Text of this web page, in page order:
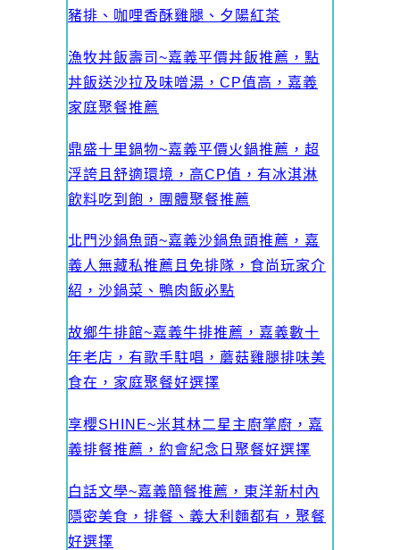
豬排、咖哩香酥雞腿、夕陽紅茶
漁牧丼飯壽司~嘉義平價丼飯推薦，點
丼飯送沙拉及味噌湯，CP值高，嘉義
家庭聚餐推薦
鼎盛十里鍋物~嘉義平價火鍋推薦，超
浮誇且舒適環境，高CP值，有冰淇淋
飲料吃到飽，團體聚餐推薦
北門沙鍋魚頭~嘉義沙鍋魚頭推薦，嘉
義人無藏私推薦且免排隊，食尚玩家介
紹，沙鍋菜、鴨肉飯必點
故鄉牛排館~嘉義牛排推薦，嘉義數十
年老店，有歌手駐唱，蘑菇雞腿排味美
食在，家庭聚餐好選擇
享櫻SHINE~米其林二星主廚掌廚，嘉
義排餐推薦，約會紀念日聚餐好選擇
白話文學~嘉義簡餐推薦，東洋新村內
隱密美食，排餐、義大利麵都有，聚餐
好選擇